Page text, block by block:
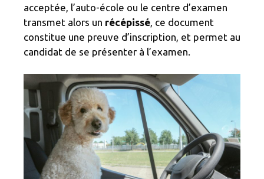
acceptée, l’auto-école ou le centre d’examen
transmet alors un récépissé, ce document
constitue une preuve d’inscription, et permet au
candidat de se présenter à l’examen.